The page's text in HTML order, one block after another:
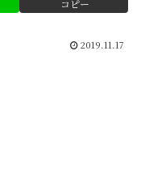
コピー
2019.11.17